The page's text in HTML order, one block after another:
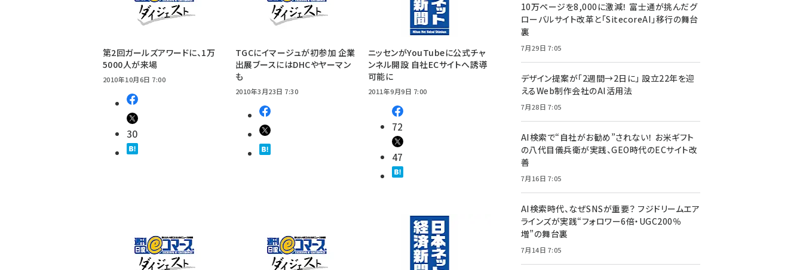
第2回ガールズアワードに、1万
5000人が来場
2010年10月6日 7:00
30
TGCにイマージュが初参加 企業
出展ブースにはDHCやヤーマン
も
2010年3月23日 7:30
ニッセンがYouTubeに公式チャ
ンネル開設 自社ECサイトへ誘導
可能に
2011年9月9日 7:00
72
47
10万ページを8,000に激減！ 富士通が挑んだグ
ローバルサイト改革と「SitecoreAI」移行の舞台
裏
7月29日 7:05
デザイン提案が「2週間→2日に」 設立22年を迎
えるWeb制作会社のAI活用法
7月28日 7:05
AI検索で“自社がお勧め”されない！ お米ギフト
の八代目儀兵衛が実践、GEO時代のECサイト改
善
7月16日 7:05
AI検索時代、なぜSNSが重要？ フジドリームエア
ラインズが実践“フォロワー6倍・UGC200％
増”の舞台裏
7月14日 7:05